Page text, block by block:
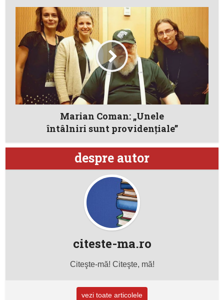
Marian Coman: „Unele
întâlniri sunt providenţiale”
despre autor
citeste-ma.ro
Citeşte-mă! Citeşte, mă!
vezi toate articolele